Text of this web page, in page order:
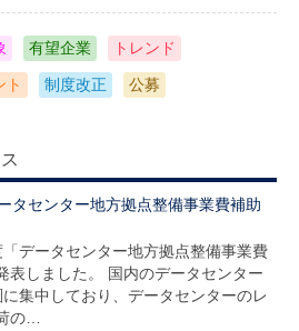
有望企業 トレンド
ト 制度改正 公募
タセンター地方拠点整備事業費補助
データセンター地方拠点整備事業費
表しました。 国内のデータセンター
集中しており、データセンターのレ
の…